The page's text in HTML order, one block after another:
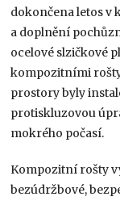
dokončena letos v
a doplnění
ocelové slzičkové
kompozitními
prostory byly
protiskluzovou
mokrého počasí.
Kompozitní rošty
bezúdržbové,